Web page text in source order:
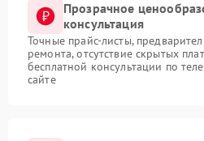
Прозрачное
консультация
Точные прайс-листы,
ремонта, отсутствие скрытых
бесплатной консультации по
сайте